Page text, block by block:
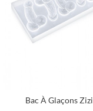
Bac À Glaçons Zizi